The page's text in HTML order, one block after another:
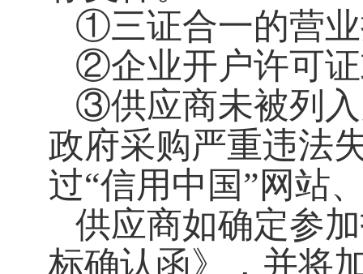
①三证合一的营
②企业开户许可
③供应商未被列
政府采购严重违法
过“信用中国”网站
供应商如确定参
标确认函》，并将